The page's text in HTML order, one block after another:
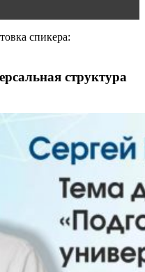
спикера:
структура